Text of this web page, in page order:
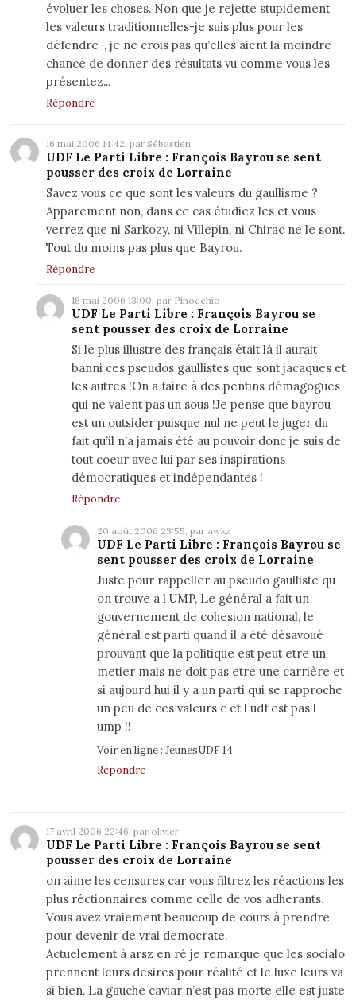
évoluer les choses. Non que je rejette stupidement
les valeurs traditionnelles-je suis plus pour les
défendre-, je ne crois pas qu’elles aient la moindre
chance de donner des résultats vu comme vous les
présentez...
Répondre
16 mai 2006 14:42, par Sébastien
UDF Le Parti Libre : François Bayrou se sent
pousser des croix de Lorraine
Savez vous ce que sont les valeurs du gaullisme ?
Apparement non, dans ce cas étudiez les et vous
verrez que ni Sarkozy, ni Villepin, ni Chirac ne le sont.
Tout du moins pas plus que Bayrou.
Répondre
18 mai 2006 13:00, par Pinocchio
UDF Le Parti Libre : François Bayrou se
sent pousser des croix de Lorraine
Si le plus illustre des français était là il aurait
banni ces pseudos gaullistes que sont jacaques et
les autres !On a faire à des pentins démagogues
qui ne valent pas un sous !Je pense que bayrou
est un outsider puisque nul ne peut le juger du
fait qu’il n’a jamais été au pouvoir donc je suis de
tout coeur avec lui par ses inspirations
démocratiques et indépendantes !
Répondre
20 août 2006 23:55, par awkz
UDF Le Parti Libre : François Bayrou se
sent pousser des croix de Lorraine
Juste pour rappeller au pseudo gaulliste qu
on trouve a l UMP, Le général a fait un
gouvernement de cohesion national, le
général est parti quand il a été désavoué
prouvant que la politique est peut etre un
metier mais ne doit pas etre une carrière et
si aujourd hui il y a un parti qui se rapproche
un peu de ces valeurs c et l udf est pas l
ump !!
Voir en ligne : JeunesUDF 14
Répondre
17 avril 2006 22:46, par olivier
UDF Le Parti Libre : François Bayrou se sent
pousser des croix de Lorraine
on aime les censures car vous filtrez les réactions les
plus réctionnaires comme celle de vos adherants.
Vous avez vraiement beaucoup de cours à prendre
pour devenir de vrai democrate.
Actuelement à arsz en ré je remarque que les socialo
prennent leurs desires pour réalité et le luxe leurs va
si bien. La gauche caviar n’est pas morte elle est juste